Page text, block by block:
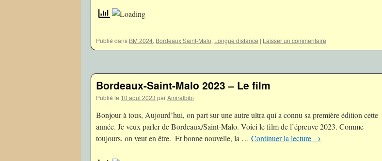
Publié dans BM 2024, Bordeaux Saint-Malo, Longue distance | Laisser un commentaire
Bordeaux-Saint-Malo 2023 – Le film
Publié le 10 août 2023 parAmiralbibi
Bonjour à tous, Aujourd’hui, on part sur une autre ultra qui a connu sa première édition cette
année. Je veux parler de Bordeaux/Saint-Malo. Voici le film de l’épreuve 2023. Comme
toujours, on veut en être. Et bonne nouvelle, la … Continuer la lecture →